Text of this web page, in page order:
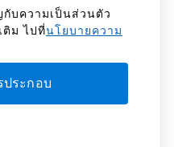
บความเป็นส่วนตัว
ติม ไปที่นโยบายความ